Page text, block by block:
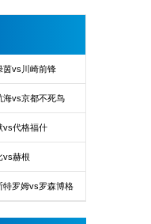
茵vs川崎前锋
海vs京都不死鸟
vs代格福什
vs赫根
特罗姆vs罗森博格